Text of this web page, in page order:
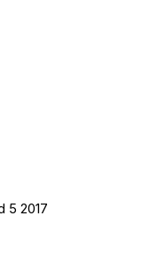
5 2017